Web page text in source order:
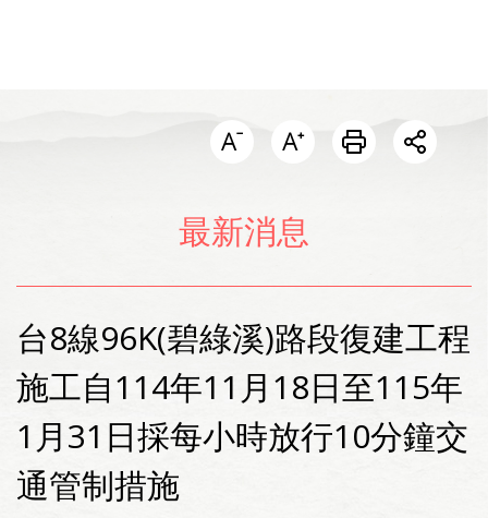
開啟
最新消息
台8線96K(碧綠溪)路段復建工程
施工自114年11月18日至115年
1月31日採每小時放行10分鐘交
通管制措施